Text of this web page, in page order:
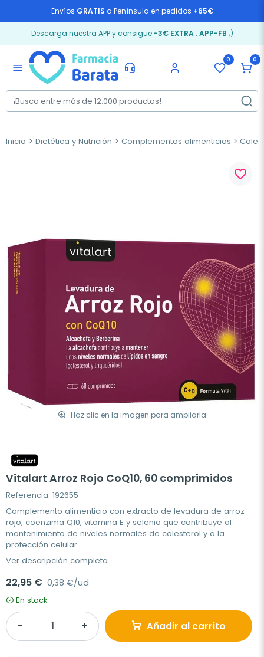
Envíos GRATIS a Península en pedidos +65€
Descarga nuestra APP y consigue -3€ EXTRA: APP-FB ;)
menu
0 0
Inicio Dietética y Nutrición Complementos alimenticios
Haz clic en la imagen para ampliarla
favorite_border
Vitalart Arroz Rojo CoQ10, 60 comprimidos
Referencia: 192655
Complemento alimenticio con extracto de levadura de arroz
rojo, coenzima Q10, vitamina E y selenio que contribuye al
mantenimiento de niveles normales de colesterol y a la
protección celular.
Ver descripción completa
22,95 € 0,38 €/ud
En stock
Añadir al carrito